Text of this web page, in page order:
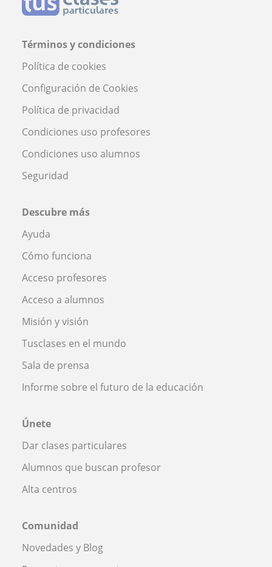
Términos y condiciones
Política de cookies
Configuración de Cookies
Política de privacidad
Condiciones uso profesores
Condiciones uso alumnos
Seguridad
Descubre más
Ayuda
Cómo funciona
Acceso profesores
Acceso a alumnos
Misión y visión
Tusclases en el mundo
Sala de prensa
Informe sobre el futuro de la educación
Únete
Dar clases particulares
Alumnos que buscan profesor
Alta centros
Comunidad
Novedades y Blog